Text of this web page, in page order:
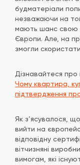
будматеріали
незважаючи на
мають шанс свою
Європи. Але, на
змогли
Дізнавайтеся про
Чому квартира,
підтвердження
Як з’ясувалося,
вийти на
відповідну
вітчизняні
вимогам, які